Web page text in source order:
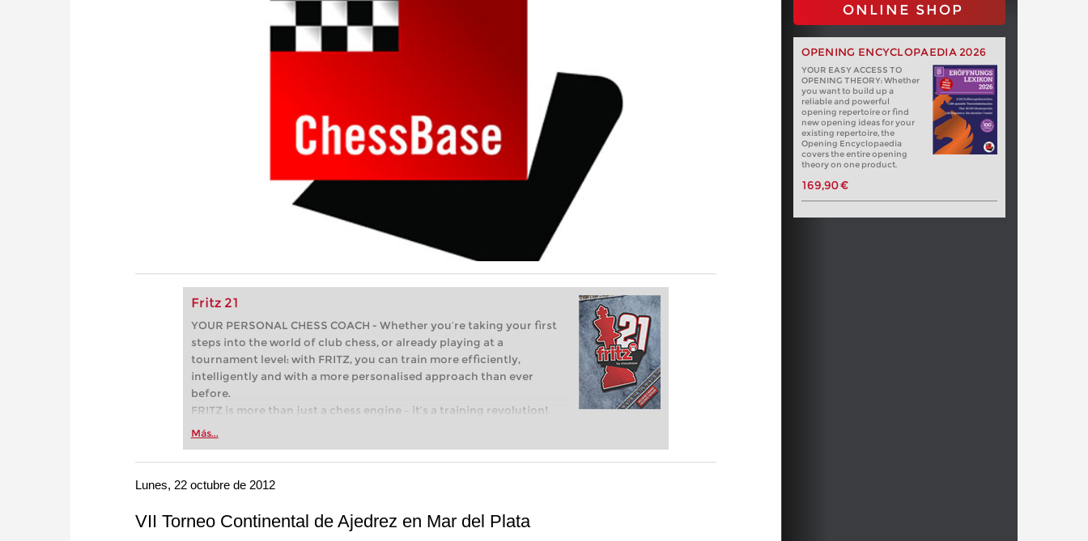
Fritz 21
YOUR PERSONAL CHESS COACH - Whether you’re taking your first
steps into the world of club chess, or already playing at a
tournament level: with FRITZ, you can train more efficiently,
intelligently and with a more personalised approach than ever
before.
FRITZ is more than just a chess engine – it’s a training revolution!
Whether you’re taking your first steps into the world of club chess,
more efficiently, intelligently and with a more personalised
approach than ever before.
Más...
ONLINE SHOP
OPENING ENCYCLOPAEDIA 2026
YOUR EASY ACCESS TO
OPENING THEORY: Whether
you want to build up a
reliable and powerful
opening repertoire or find
new opening ideas for your
existing repertoire, the
Opening Encyclopaedia
covers the entire opening
theory on one product.
169,90 €
Lunes, 22 octubre de 2012
VII Torneo Continental de Ajedrez en Mar del Plata